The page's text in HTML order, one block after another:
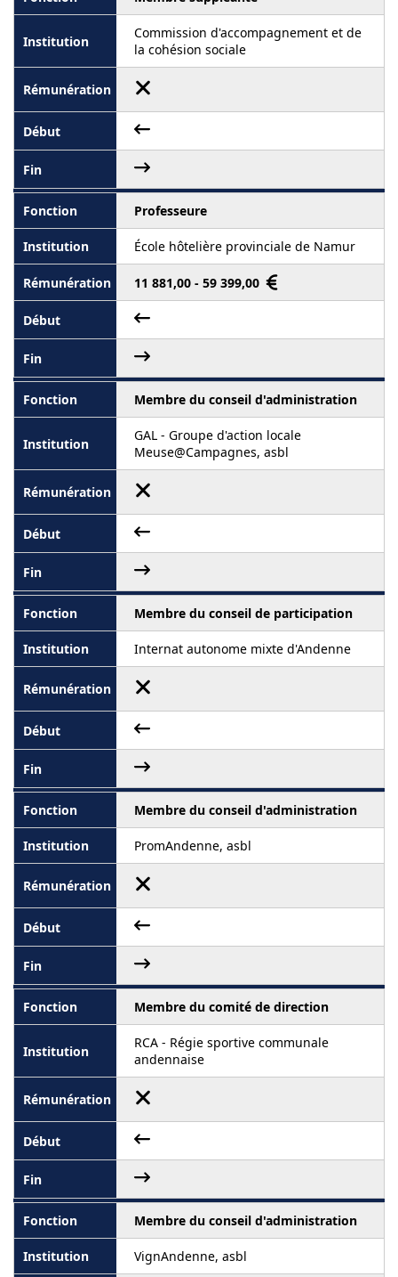
Commission d'accompagnement et de
la cohésion sociale
Professeure
École hôtelière provinciale de Namur
11 881,00 - 59 399,00
Membre du conseil d'administration
GAL - Groupe d'action locale
Meuse@Campagnes, asbl
Membre du conseil de participation
Internat autonome mixte d'Andenne
Membre du conseil d'administration
PromAndenne, asbl
Membre du comité de direction
RCA - Régie sportive communale
andennaise
Membre du conseil d'administration
VignAndenne, asbl